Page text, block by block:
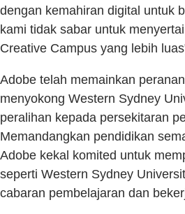
dengan kemahiran digital untuk
kami tidak sabar untuk
Creative Campus yang lebih
Adobe telah memainkan
menyokong Western Sydney
peralihan kepada persekitaran
Memandangkan pendidikan
Adobe kekal komited untuk
seperti Western Sydney
cabaran pembelajaran dan